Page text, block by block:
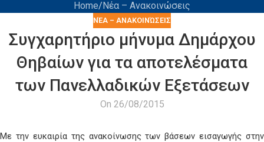
Home Νέα – Ανακοινώσεις
ΝΈΑ – ΑΝΑΚΟΙΝΏΣΕΙΣ
Συγχαρητήριο μήνυμα Δημάρχου
Θηβαίων για τα αποτελέσματα
των Πανελλαδικών Εξετάσεων
On 26/08/2015
Με την ευκαιρία της ανακοίνωσης των βάσεων εισαγωγής στην